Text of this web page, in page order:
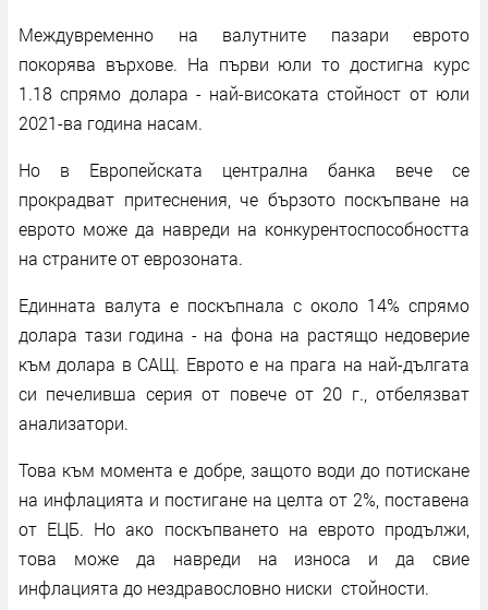
Междувременно на валутните пазари еврото
покорява върхове. На първи юли то достигна курс
1.18 спрямо долара - най-високата стойност от юли
2021-ва година насам.
Но в Европейската централна банка вече се
прокрадват притеснения, че бързото поскъпване на
еврото може да навреди на конкурентоспособността
на страните от еврозоната.
Единната валута е поскъпнала с около 14% спрямо
долара тази година - на фона на растящо недоверие
към долара в САЩ. Еврото е на прага на най-дългата
си печеливша серия от повече от 20 г., отбелязват
анализатори.
Това към момента е добре, защото води до потискане
на инфлацията и постигане на целта от 2%, поставена
от ЕЦБ. Но ако поскъпването на еврото продължи,
това може да навреди на износа и да свие
инфлацията до нездравословно ниски стойности.